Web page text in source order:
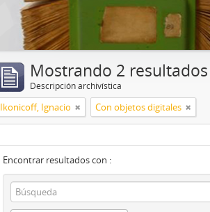
Mostrando 2 resultados
Descripción archivística
Ikonicoff, Ignacio Con objetos digitales
Encontrar resultados con :